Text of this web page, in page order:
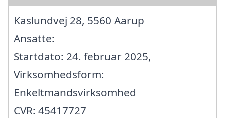
Kaslundvej 28, 5560 Aarup
Ansatte:
Startdato: 24. februar 2025,
Virksomhedsform:
Enkeltmandsvirksomhed
CVR: 45417727